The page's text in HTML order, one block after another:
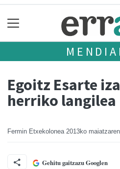
Egoitz Esarte
herriko langilea
Fermin Etxekolonea 2013ko
Gehitu gaitzazu Googlen